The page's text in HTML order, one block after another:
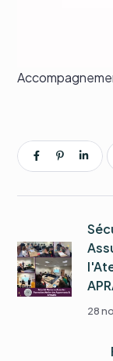
28